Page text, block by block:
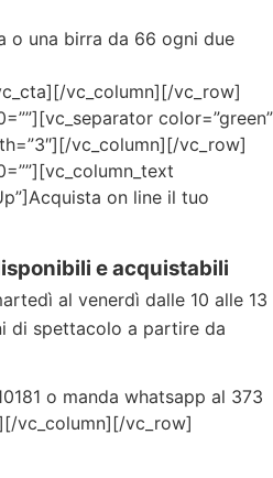
o una birra da 66 ogni due
vc_column][/vc_row]
color=”green”
vc_column][/vc_row]
on line il tuo
e acquistabili
al venerdì dalle 10 alle 13
di spettacolo a partire da
o manda whatsapp al 373
vc_column][/vc_row]